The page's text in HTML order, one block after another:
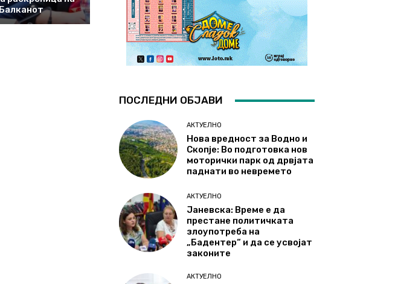
ПОСЛЕДНИ ОБЈАВИ
АКТУЕЛНО
Нова вредност за Водно и
Скопје: Во подготовка нов
моторички парк од дрвјата
паднати во невремето
АКТУЕЛНО
Јаневска: Време е да
престане политичката
злоупотреба на
„Бадентер“ и да се усвојат
законите
АКТУЕЛНО